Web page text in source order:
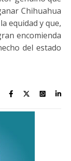
Chihuahua
equidad y que,
encomienda
del estado